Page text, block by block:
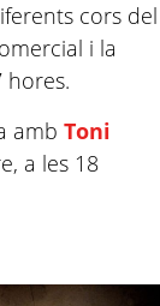
cors del
i la
hores.
ambToni
a les 18